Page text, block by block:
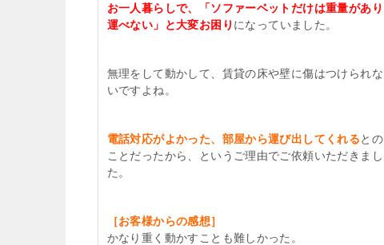
お一人暮らしで、「ソファーベットだけは重量があり
運べない」と大変お困り になっていました。
無理をして動かして、賃貸の床や壁に傷はつけられな
いですよね。
電話対応がよかった、部屋から運び出してくれるとの
ことだったから、というご理由でご依頼いただきまし
た。
［お客様からの感想］
かなり重く動かすことも難しかった。